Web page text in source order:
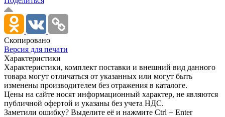
Скопировано
Версия для печати
Характеристики
Xарактеристики, комплект поставки и внешний вид данного
товара могут отличаться от указанных или могут быть
изменены производителем без отражения в каталоге.
Цены на сайте носят информационный характер, не являются
публичной офертой и указаны без учета НДС.
Заметили ошибку? Выделите её и нажмите Ctrl + Enter